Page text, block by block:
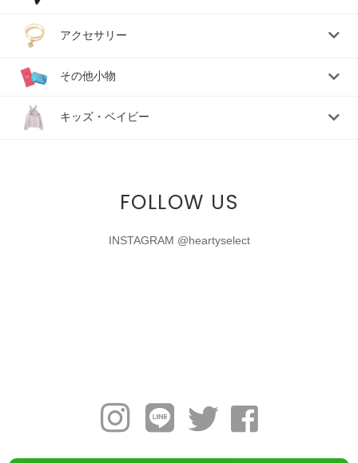
アクセサリー
その他小物
キッズ・ベイビー
FOLLOW US
INSTAGRAM @heartyselect